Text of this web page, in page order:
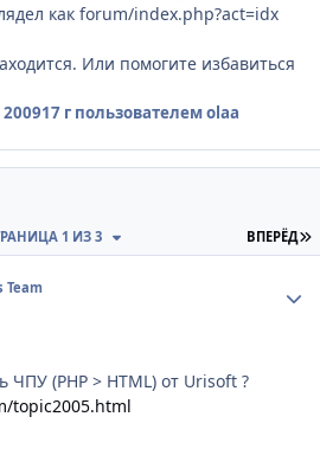
как forum/index.php?act=idx
Или помогите избавиться
17 гпользователем olaa
ВПЕРЁД
1 ИЗ 3
Team
ЧПУ (PHP > HTML) от Urisoft ?
topic2005.html